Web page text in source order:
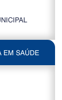
EM SAÚDE